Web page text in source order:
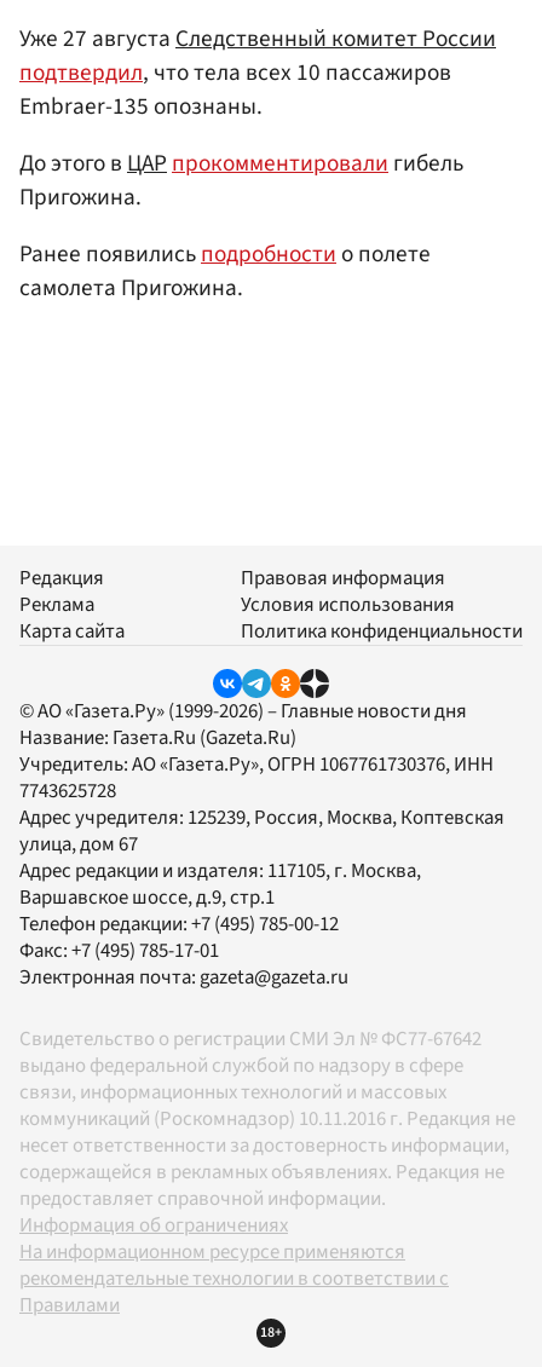
Уже 27 августаСледственный комитет России
подтвердил, что тела всех 10 пассажиров
Embraer-135 опознаны.
До этого вЦАРпрокомментировалигибель
Пригожина.
Ранее появилисьподробностио полете
самолета Пригожина.
Редакция
Реклама
Карта сайта
Правовая информация
Условия использования
Политика конфиденциальности
© АО «Газета.Ру» (1999-2026) – Главные новости дня
Название: Газета.Ru (Gazeta.Ru)
Учредитель:АО «Газета.Ру», ОГРН 1067761730376, ИНН
7743625728
Адрес учредителя: 125239, Россия, Москва, Коптевская
улица, дом 67
Адрес редакции и издателя: 117105, г. Москва,
Варшавское шоссе, д.9, стр.1
Телефон редакции:+7 (495) 785-00-12
Факс:+7 (495) 785-17-01
Электронная почта:gazeta@gazeta.ru
Свидетельство о регистрации СМИ Эл № ФС77-67642
выдано федеральной службой по надзору в сфере
связи, информационных технологий и массовых
коммуникаций (Роскомнадзор) 10.11.2016 г. Редакция не
несет ответственности за достоверность информации,
содержащейся в рекламных объявлениях. Редакция не
предоставляет справочной информации.
Информация об ограничениях
На информационном ресурсе применяются
рекомендательные технологии в соответствии с
Правилами
18+